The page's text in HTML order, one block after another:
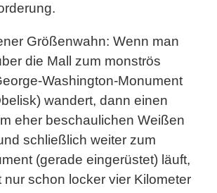
Größenwahn: Wenn man
die Mall zum monströs
Washington-Monument
wandert, dann einen
eher beschaulichen Weißen
schließlich weiter zum
(gerade eingerüstet) läuft,
nur schon locker vier Kilometer